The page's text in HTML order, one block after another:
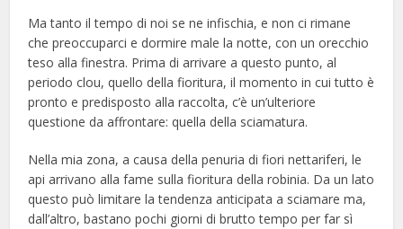
Ma tanto il tempo di noi se ne infischia, e non ci rimane
che preoccuparci e dormire male la notte, con un orecchio
teso alla finestra. Prima di arrivare a questo punto, al
periodo clou, quello della fioritura, il momento in cui tutto è
pronto e predisposto alla raccolta, c’è un’ulteriore
questione da affrontare: quella della sciamatura.
Nella mia zona, a causa della penuria di fiori nettariferi, le
api arrivano alla fame sulla fioritura della robinia. Da un lato
questo può limitare la tendenza anticipata a sciamare ma,
dall’altro, bastano pochi giorni di brutto tempo per far sì